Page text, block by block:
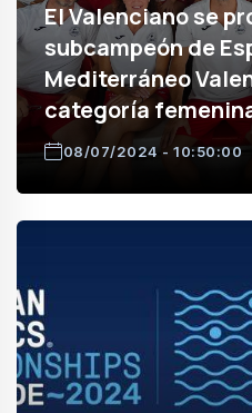
El Valenciano se
subcampeón de
Mediterráneo
categoría
08/07/2024 - 10:50:00